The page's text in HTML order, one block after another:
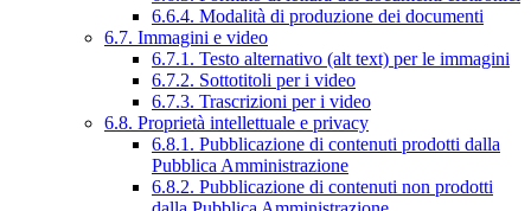
6.6.4. Modalità di produzione dei documenti
6.7. Immagini e video
6.7.1. Testo alternativo (alt text) per le immagini
6.7.2. Sottotitoli per i video
6.7.3. Trascrizioni per i video
6.8. Proprietà intellettuale e privacy
6.8.1. Pubblicazione di contenuti prodotti dalla
Pubblica Amministrazione
6.8.2. Pubblicazione di contenuti non prodotti